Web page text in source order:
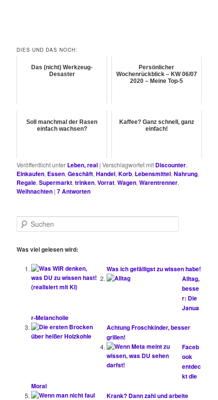
DIES UND DAS NOCH:
Das (nicht) Werkzeug-
Desaster
Persönlicher
Wochenrückblick – KW 06/07
2020 – Meine Top-5
Soll manchmal der Rasen
einfach wachsen?
Kaffee? Ganz schnell, ganz
einfach!
Veröffentlicht unter Leben, real |Verschlagwortet mit Discounter,
Einkaufen, Essen,Geschäft,Handel,Korb, Lebensmittel,Nahrung,
Regale,Supermarkt,trinken,Vorrat,Wagen,Warentrenner,
Weihnachten |7Antworten
u
h
Was viel gelesen wird:
Was ich gefälligst zu wissen habe!
Alltag,
besse
r: Die
Janua
r-Melancholie
Achtung Froschkinder, besser
grillen!
Faceb
ook
entdec
kt die
Moral
Krank? Dann zahl und arbeite